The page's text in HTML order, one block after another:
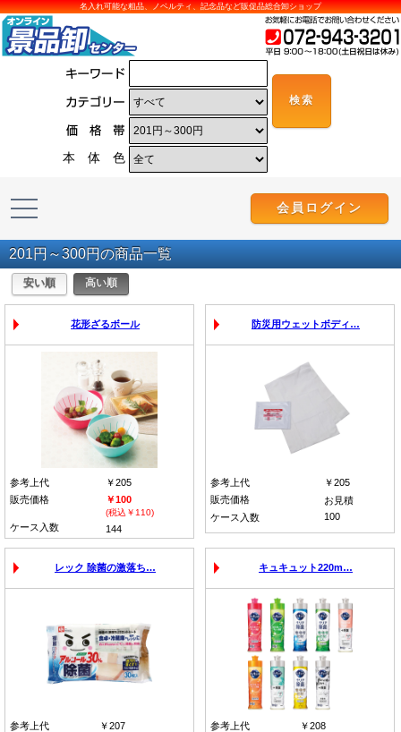
名入れ可能な粗品、ノベルティ、記念品など販促品総合卸ショップ
本 体 色
会員ログイン
201円～300円の商品一覧
花形ざるボール
参考上代
￥205
販売価格
￥100
(税込￥110)
ケース入数 144
防災用ウェットボディ…
参考上代
￥205
販売価格
お見積
ケース入数
100
レック 除菌の激落ち…
参考上代
￥207
キュキュット220m…
参考上代
￥208